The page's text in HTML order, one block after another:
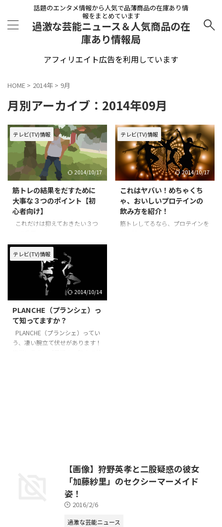
話題のエンタメ情報から人気で品薄商品の在庫あり情
報をまとめています
過激な芸能ニュース＆人気商品の在
庫あり情報局
アフィリエイト広告を利用しています
HOME > 2014年 > 9月
月別アーカイブ：2014年09月
テレビ(TV)情報
2014/10/17
筋トレの結果をだすために
大事な３つのポイント【初
心者向け】
これだけは抑えておきたい３つ
①ちゃんとした負荷の筋トレ ②
食事（栄養摂取） ③睡眠 です。
この３つが全部揃ってないと結
果がでません。 ①の適切な負荷
の筋トレはできている人が多いん
ですが、 食事、睡眠がきちんと
できてる人ってなかなかいませ
ん。 食事ですが、タンパク質に
ばかり気を使ってる人が多いで
す。 筋肉を今より大きくしたい
場合、タンパク質より、カロリー
テレビ(TV)情報
2014/10/17
これはヤバい！めちゃくち
ゃ、おいしいプロテインの
飲み方を紹介！
筋トレしてるなら、プロテインを
テレビ(TV)情報
2014/10/14
PLANCHE（プランシェ）っ
て知ってますか？
PLANCHE（プランシェ）ってい
う、凄い腕立て伏せがあります！
【画像】狩野英孝と二股疑惑の彼女
「加藤紗里」のセクシーマーメイド
姿！
2016/2/6
過激な芸能ニュース